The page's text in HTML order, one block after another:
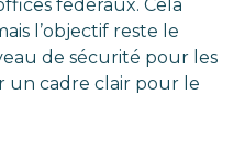
fédéraux. Cela
l’objectif reste le
de sécurité pour les
un cadre clair pour le